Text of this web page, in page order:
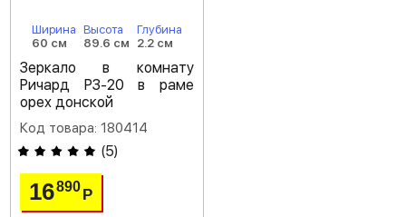
Ширина
60 см
Высота
89.6 см
Глубина
2.2 см
Зеркало в комнату
Ричард РЗ-20 в раме
орех донской
Код товара: 180414
(5)
16890Р